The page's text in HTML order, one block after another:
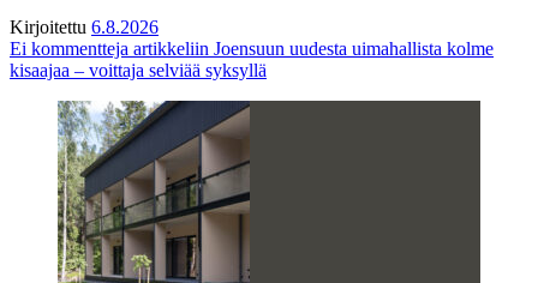
Kirjoitettu 6.8.2026
Ei kommentteja artikkeliin Joensuun uudesta uimahallista kolme
kisaajaa – voittaja selviää syksyllä